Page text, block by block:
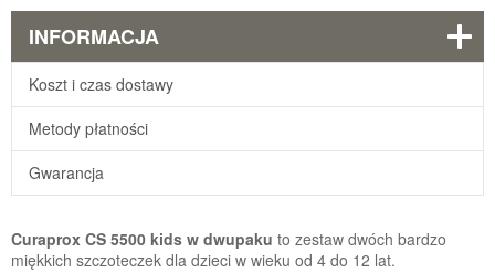
INFORMACJA
Koszt i czas dostawy
Metody płatności
Gwarancja
Curaprox CS 5500 kids w dwupaku to zestaw dwóch bardzo
miękkich szczoteczek dla dzieci w wieku od 4 do 12 lat.